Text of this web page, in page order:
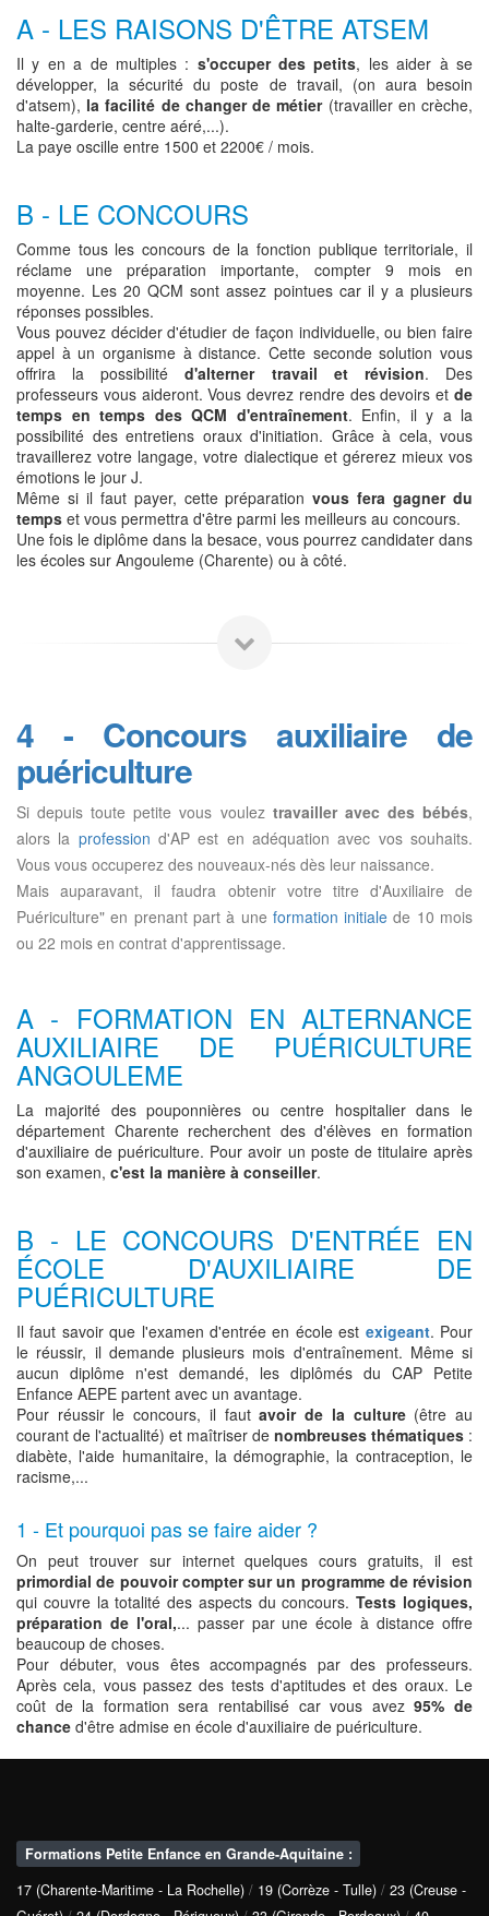
A - LES RAISONS D'ÊTRE ATSEM
Il y en a de multiples : s'occuper des petits, les aider à se
développer, la sécurité du poste de travail, (on aura besoin
d'atsem), la facilité de changer de métier(travailler en crèche,
halte-garderie, centre aéré,...).
La paye oscille entre 1500 et 2200€ / mois.
B - LE CONCOURS
Comme tous les concours de la fonction publique territoriale, il
réclame une préparation importante, compter 9 mois en
moyenne. Les 20 QCM sont assez pointues car il y a plusieurs
réponses possibles.
Vous pouvez décider d'étudier de façon individuelle, ou bien faire
appel à un organisme à distance. Cette seconde solution vous
offrira la possibilitéd'alterner travail et révision. Des
professeurs vous aideront. Vous devrez rendre des devoirs et de
temps en temps des QCM d'entraînement. Enfin, il y a la
possibilité des entretiens oraux d'initiation. Grâce à cela, vous
travaillerez votre langage, votre dialectique et gérerez mieux vos
émotions le jour J.
Même si il faut payer, cette préparationvous fera gagner du
temps et vous permettra d'être parmi les meilleurs au concours.
Une fois le diplôme dans la besace, vous pourrez candidater dans
les écoles sur Angouleme (Charente) ou à côté.
4 - Concours auxiliaire de
puériculture
Si depuis toute petite vous voulez travailler avec des bébés,
alors la profession d'AP est en adéquation avec vos souhaits.
Vous vous occuperez des nouveaux-nés dès leur naissance.
Mais auparavant, il faudra obtenir votre titre d'Auxiliaire de
Puériculture" en prenant part à une formation initiale de 10 mois
ou 22 mois en contrat d'apprentissage.
A - FORMATION EN ALTERNANCE
AUXILIAIRE DE PUÉRICULTURE
ANGOULEME
La majorité des pouponnières ou centre hospitalier dans le
département Charente recherchent des d'élèves en formation
d'auxiliaire de puériculture. Pour avoir un poste de titulaire après
son examen, c'est la manière à conseiller.
B - LE CONCOURS D'ENTRÉE EN
ÉCOLE D'AUXILIAIRE DE
PUÉRICULTURE
Il faut savoir que l'examen d'entrée en école est exigeant. Pour
le réussir, il demande plusieurs mois d'entraînement. Même si
aucun diplôme n'est demandé, les diplômés du CAP Petite
Enfance AEPE partent avec un avantage.
Pour réussir le concours, il fautavoir de la culture(être au
courant de l'actualité) et maîtriser de nombreuses thématiques :
diabète, l'aide humanitaire, la démographie, la contraception, le
racisme,...
1 - Et pourquoi pas se faire aider ?
On peut trouver sur internet quelques cours gratuits, il est
primordial de pouvoir compter sur un programme de révision
qui couvre la totalité des aspects du concours.Tests logiques,
préparation de l'oral,... passer par une école à distance offre
beaucoup de choses.
Pour débuter, vous êtes accompagnés par des professeurs.
Après cela, vous passez des tests d'aptitudes et des oraux. Le
coût de la formation sera rentabilisé car vous avez95% de
chance d'être admise en école d'auxiliaire de puériculture.
Formations Petite Enfance en Grande-Aquitaine :
17 (Charente-Maritime - La Rochelle) / 19 (Corrèze - Tulle) / 23 (Creuse -